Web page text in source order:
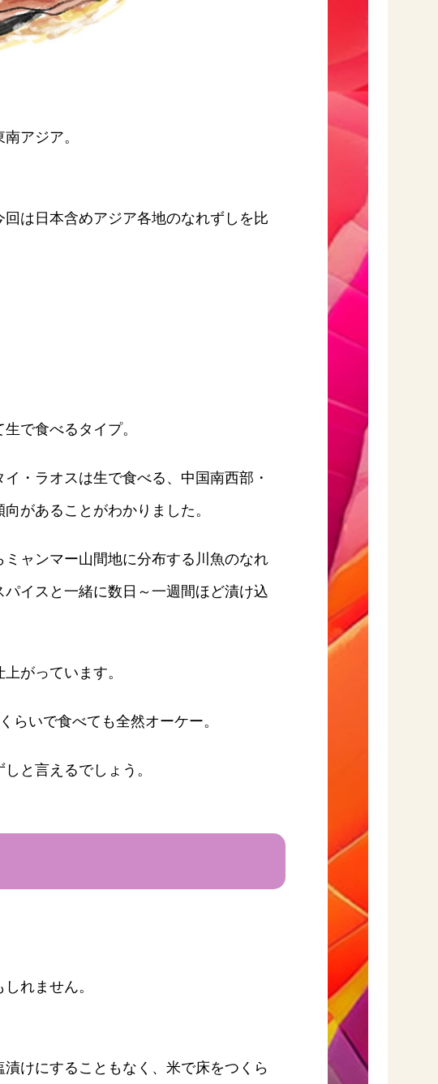
南アジア。
は日本含めアジア各地のなれずしを比
で食べるタイプ。
・ラオスは生で食べる、中国南西部・
があることがわかりました。
ャンマー山間地に分布する川魚のなれ
イスと一緒に数日～一週間ほど漬け込
がっています。
いで食べても全然オーケー。
と言えるでしょう。
れません。
けにすることもなく、米で床をつくら